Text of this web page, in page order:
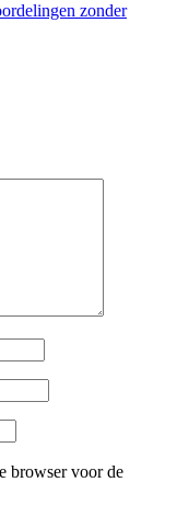
zonder
browser voor de